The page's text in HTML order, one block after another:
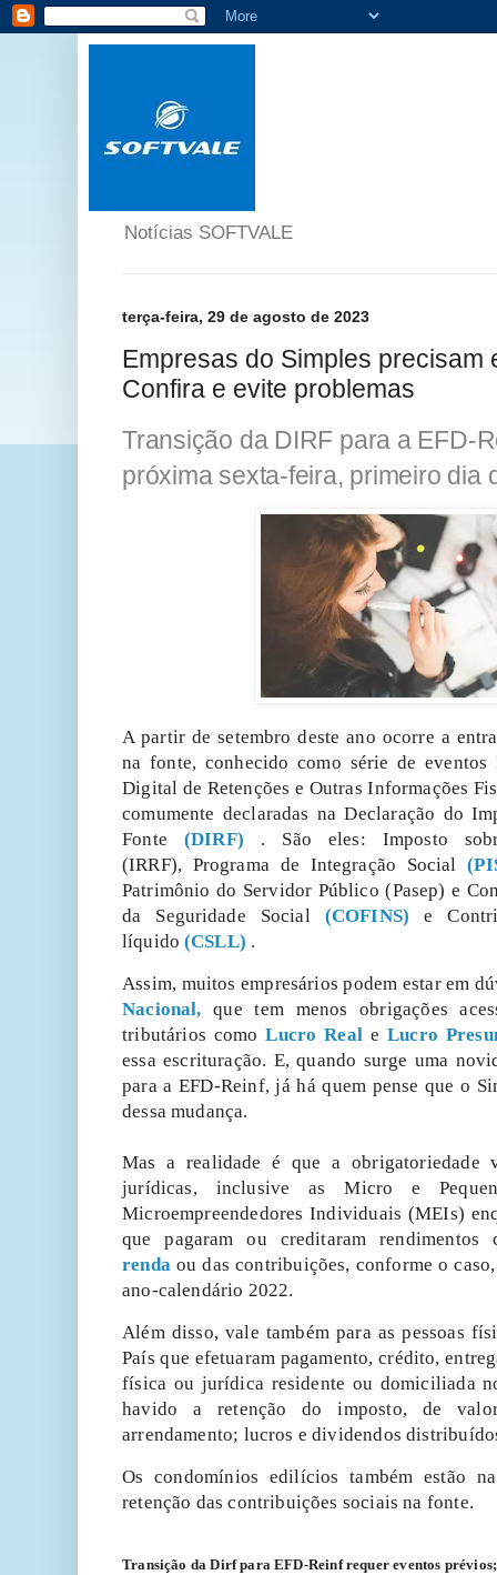
Notícias SOFTVALE
terça-feira, 29 de agosto de 2023
Empresas do Simples precisam
Confira e evite problemas
Transição da DIRF para a EFD-
próxima sexta-feira, primeiro dia
A partir de setembro deste ano ocorre a
na fonte, conhecido como série de eventos
Digital de Retenções e Outras Informações
comumente declaradas na Declaração do
Fonte (DIRF) . São eles: Imposto
(IRRF), Programa de Integração Social
Patrimônio do Servidor Público (Pasep) e
da Seguridade Social (COFINS) e
líquido(CSLL) .
Assim, muitos empresários podem estar em
Nacional, que tem menos obrigações
tributários comoLucro Real eLucro
essa escrituração. E, quando surge uma
para a EFD-Reinf, já há quem pense que o
dessa mudança.
Mas a realidade é que a obrigatoriedade
jurídicas, inclusive as Micro e
Microempreendedores Individuais (MEIs)
que pagaram ou creditaram
rendaou das contribuições, conforme o
ano-calendário 2022.
Além disso, vale também para as pessoas
País que efetuaram pagamento, crédito,
física ou jurídica residente ou domiciliada
havido a retenção do imposto, de
arrendamento; lucros e dividendos
Os condomínios edilícios também estão
retenção das contribuições sociais na fonte.
Transição da Dirf para EFD-Reinf requer eventos